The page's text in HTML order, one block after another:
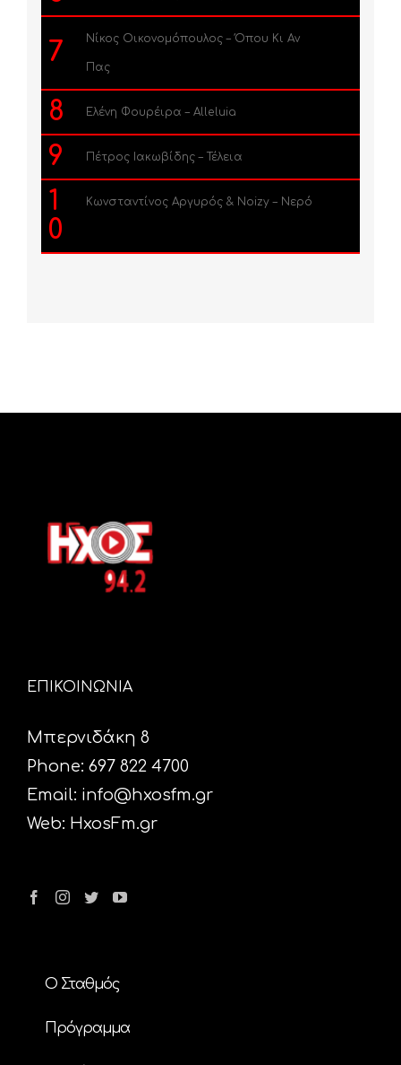
7 Νίκος Οικονομόπουλος – Όπου Κι Αν
Πας
8 Ελένη Φουρέιρα – Alleluia
9 Πέτρος Ιακωβίδης – Τέλεια
1
0
Κωνσταντίνος Αργυρός & Noizy – Νερό
ΕΠΙΚΟΙΝΩΝΙΑ
Μπερνιδάκη 8
Phone: 697 822 4700
Email: info@hxosfm.gr
Web: HxosFm.gr
Ο Σταθμός
Πρόγραμμα